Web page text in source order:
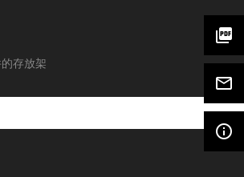
picture_as_pdf
mail_outline
info_outline
存放架